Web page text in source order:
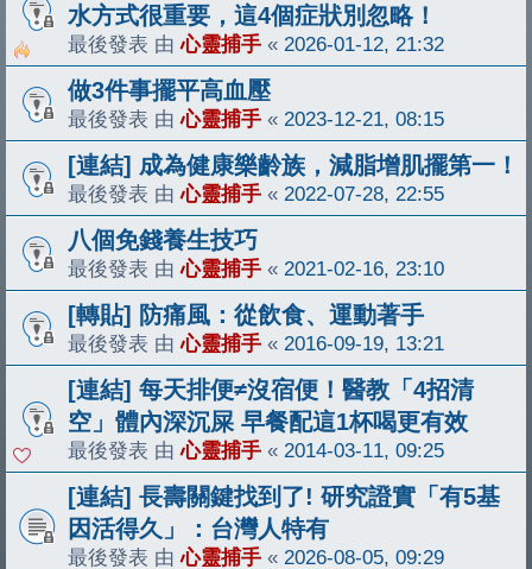
水方式很重要，這4個症狀別忽略！
最後發表 由心靈捕手 « 2026-01-12, 21:32
做3件事擺平高血壓
最後發表 由心靈捕手 « 2023-12-21, 08:15
[連結] 成為健康樂齡族，減脂增肌擺第一！
最後發表 由心靈捕手 « 2022-07-28, 22:55
八個免錢養生技巧
最後發表 由心靈捕手 « 2021-02-16, 23:10
[轉貼] 防痛風：從飲食、運動著手
最後發表 由心靈捕手 « 2016-09-19, 13:21
[連結] 每天排便≠沒宿便！醫教「4招清
空」體內深沉屎 早餐配這1杯喝更有效
最後發表 由心靈捕手 « 2014-03-11, 09:25
[連結] 長壽關鍵找到了! 研究證實「有5基
因活得久」：台灣人特有
最後發表 由心靈捕手 « 2026-08-05, 09:29